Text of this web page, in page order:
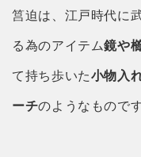
筥迫は、江戸時代に
る為のアイテム鏡や
て持ち歩いた小物入
ーチのようなものです